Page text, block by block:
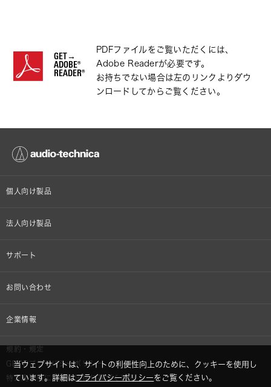
GET→
ADOBE®
READER®
PDFファイルをご覧いただくには、
Adobe Readerが必要です。
お持ちでない場合は左のリンクよりダウ
ンロードしてからご覧ください。
個人向け製品
オンラインストア限定
車載製品
法人向け製品
設備音響機器
半導体レーザー応用製品
サポート
個人向け製品サポート
お問い合わせ
その他、メディア 取材関連等のお問い合わせ
企業情報
株式会社オーディオテクニカ
採用情報
規約・規定
GDPRプライバシーポリシー
特定商取引に関する法律に基づく表示
当ウェブサイトは、サイトの利便性向上のために、クッキーを使用し
ています。詳細はプライバシーポリシーをご覧ください。